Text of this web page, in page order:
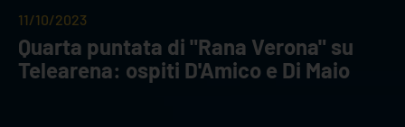
11/10/2023
Quarta puntata di "Rana Verona" su
Telearena: ospiti D'Amico e Di Maio